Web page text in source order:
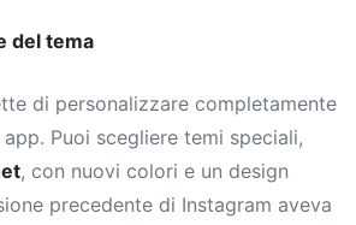
del tema
di personalizzare completamente
Puoi scegliere temi speciali,
, con nuovi colori e un design
precedente di Instagram aveva